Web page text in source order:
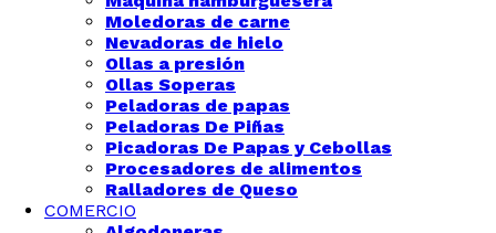
Moledoras de carne
Nevadoras de hielo
Ollas a presión
Ollas Soperas
Peladoras de papas
Peladoras De Piñas
Picadoras De Papas y Cebollas
Procesadores de alimentos
Ralladores de Queso
COMERCIO